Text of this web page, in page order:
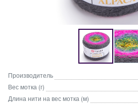
Производитель
Вес мотка (г)
Длина нити на вес мотка (м)